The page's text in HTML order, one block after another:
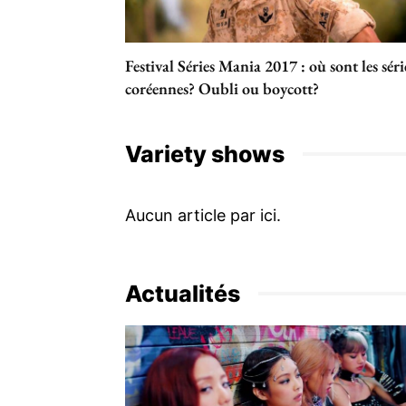
Festival Séries Mania 2017 : où sont les
coréennes? Oubli ou boycott?
Variety shows
Actualités